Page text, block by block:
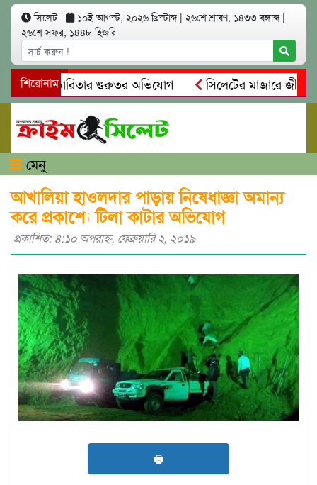
সিলেট ১০ই আগস্ট, ২০২৬ খ্রিস্টাব্দ | ২৬শে শ্রাবণ, ১৪৩৩ বঙ্গাব্দ |
২৬শে সফর, ১৪৪৮ হিজরি
শিরোনাম
স্বেচ্ছাচারিতার গুরুতর অভিযোগ
সিলেটের মাজারে জীবনের
দলিল ফাঁস
গোয়াইনঘাটে প্রেমের ফাঁদে তরুণী পাচার:
মেনু
আখালিয়া হাওলদার পাড়ায় নিষেধাজ্ঞা অমান্য
করে প্রকাশ্যে টিলা কাটার অভিযোগ
প্রকাশিত: ৪:১০ অপরাহ্ণ, ফেব্রুয়ারি ২, ২০১৯
🖶